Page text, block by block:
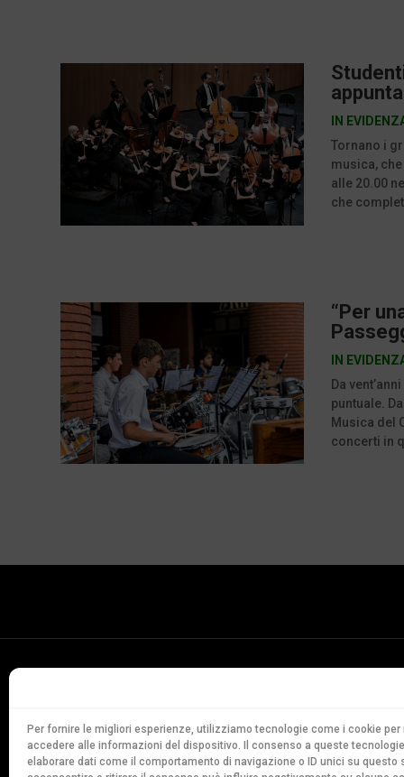
Per fornire le migliori esperienze, utilizziamo tecnologie come i cookie
accedere alle informazioni del dispositivo. Il consenso a queste
elaborare dati come il comportamento di navigazione o ID unici su questo
IN
Tornano i
musica,
alle 20.00
che
“Per
IN
Da
puntuale.
Musica del
concerti in
Via Soldino 9
CH-6900 Lugano
T. +41 91 960 30 40